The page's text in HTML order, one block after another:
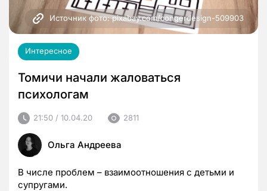
Источник фото: pixabay.com/congerdesign-509903
Интересное
Томичи начали жаловаться
психологам
21:50 / 10.04.20 2811
Ольга Андреева
В числе проблем – взаимоотношения с детьми и
супругами.